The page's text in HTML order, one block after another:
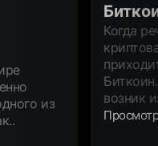
из
Когда
возник